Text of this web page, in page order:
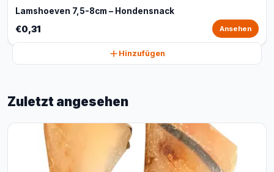
Lamshoeven 7,5-8cm – Hondensnack
€0,31 Ansehen
Hinzufügen
Zuletzt angesehen